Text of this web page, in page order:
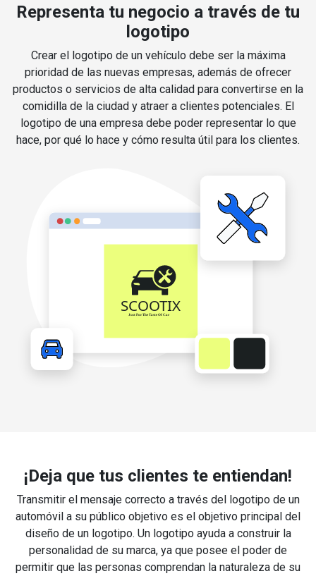
Representa tu negocio a través de tu
logotipo
Crear el logotipo de un vehículo debe ser la máxima
prioridad de las nuevas empresas, además de ofrecer
productos o servicios de alta calidad para convertirse en la
comidilla de la ciudad y atraer a clientes potenciales. El
logotipo de una empresa debe poder representar lo que
hace, por qué lo hace y cómo resulta útil para los clientes.
¡Deja que tus clientes te entiendan!
Transmitir el mensaje correcto a través del logotipo de un
automóvil a su público objetivo es el objetivo principal del
diseño de un logotipo. Un logotipo ayuda a construir la
personalidad de su marca, ya que posee el poder de
permitir que las personas comprendan la naturaleza de su